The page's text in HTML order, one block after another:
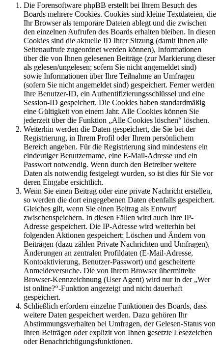
Die Forensoftware phpBB erstellt bei Ihrem Besuch des
Boards mehrere Cookies. Cookies sind kleine Textdateien, die
Ihr Browser als temporäre Dateien ablegt und die zwischen
den einzelnen Aufrufen des Boards erhalten bleiben. In diesen
Cookies sind die aktuelle ID Ihrer Sitzung (damit Ihnen alle
Seitenaufrufe zugeordnet werden können), Informationen
über die von Ihnen gelesenen Beiträge (zur Markierung dieser
als gelesen/ungelesen; sofern Sie nicht angemeldet sind)
sowie Informationen über Ihre Teilnahme an Umfragen
(sofern Sie nicht angemeldet sind) gespeichert. Ferner werden
Ihre Benutzer-ID, ein Authentifizierungsschlüssel und eine
Session-ID gespeichert. Die Cookies haben standardmäßig
eine Gültigkeit von einem Jahr. Alle Cookies können Sie
jederzeit über die Funktion „Alle Cookies löschen“ löschen.
Weiterhin werden die Daten gespeichert, die Sie bei der
Registrierung, in Ihrem Profil oder Ihrem persönlichem
Bereich angeben. Für die Registrierung sind mindestens ein
eindeutiger Benutzername, eine E-Mail-Adresse und ein
Passwort notwendig. Wenn durch den Betreiber weitere
Daten als notwendig festgelegt wurden, so ist dies für Sie vor
deren Eingabe ersichtlich.
Wenn Sie einen Beitrag oder eine private Nachricht erstellen,
so werden die dort eingegebenen Daten ebenfalls gespeichert.
Gleiches gilt, wenn Sie einen Beitrag als Entwurf
zwischenspeichern. In diesen Fällen wird auch Ihre IP-
Adresse gespeichert. Die IP-Adresse wird weiterhin bei
folgenden Aktionen gespeichert: Löschen und Ändern von
Beiträgen (dazu zählen Private Nachrichten und Umfragen),
Änderungen an zentralen Profildaten (E-Mail-Adresse,
Kontoaktivierung, Benutzer-Passwort) und gescheiterte
Anmeldeversuche. Die von Ihrem Browser übermittelte
Browser-Kennzeichnung (User Agent) wird nur in der „Wer
ist online?“-Funktion angezeigt und nicht dauerhaft
gespeichert.
Schließlich erfordern einzelne Funktionen des Boards, dass
weitere Daten gespeichert werden. Dazu gehören Ihr
Abstimmungsverhalten bei Umfragen, der Gelesen-Status von
Ihren Beiträgen oder explizit von Ihnen gesetzte Lesezeichen
oder Benachrichtigungsfunktionen.